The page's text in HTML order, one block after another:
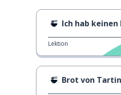
Ich hab keinen
Lektion
Brot von